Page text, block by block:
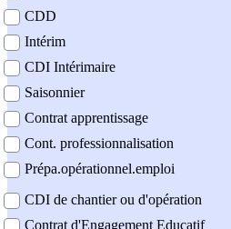
CDD
Intérim
CDI Intérimaire
Saisonnier
Contrat apprentissage
Cont. professionnalisation
Prépa.opérationnel.emploi
CDI de chantier ou d'opération
Contrat d'Engagement Educatif